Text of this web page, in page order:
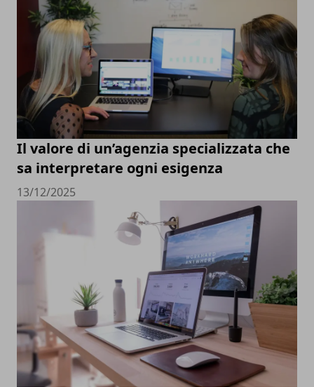
Il valore di un’agenzia specializzata che
sa interpretare ogni esigenza
13/12/2025